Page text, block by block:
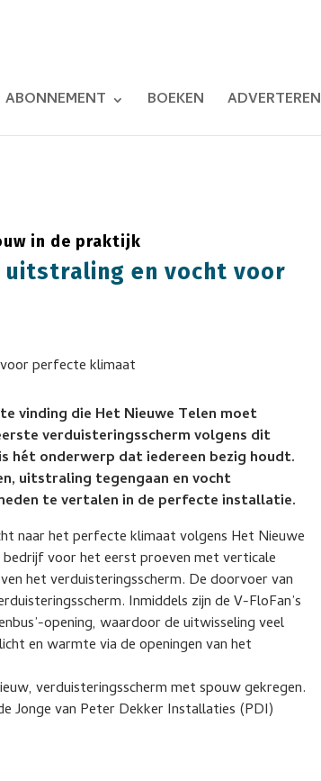
ABONNEMENT BOEKEN ADVERTEREN
in de praktijk
uitstraling en vocht voor
vinding die Het Nieuwe Telen moet
verduisteringsscherm volgens dit
hét onderwerp dat iedereen bezig houdt.
uitstraling tegengaan en vocht
te vertalen in de perfecte installatie.
naar het perfecte klimaat volgens Het Nieuwe
bedrijf voor het eerst proeven met verticale
het verduisteringsscherm. De doorvoer van
Inmiddels zijn de V-FloFan’s
opening, waardoor de uitwisseling veel
en warmte via de openingen van het
verduisteringsscherm met spouw gekregen.
Jonge van Peter Dekker Installaties (PDI)